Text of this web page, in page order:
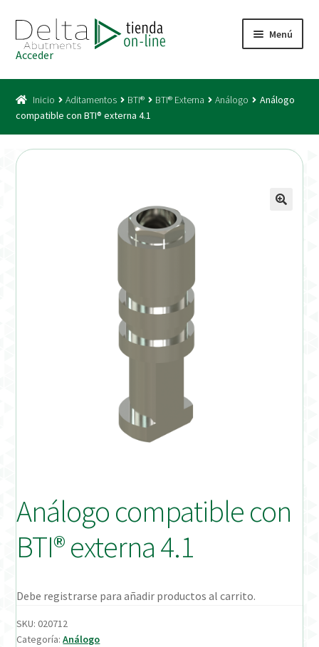
a
la
navegación
al
contenido
Menú
Acceso
Instrucciones de uso (ESP)
Mi cuenta
On-line Store
Productos Favoritos
Uso previsto
Acceder
Inicio Aditamentos BTI® BTI® Externa Análogo
Análogo
compatible con BTI® externa 4.1
Análogo compatible con
BTI® externa 4.1
Debe registrarse para añadir productos al carrito.
SKU:020712
Categoría:Análogo